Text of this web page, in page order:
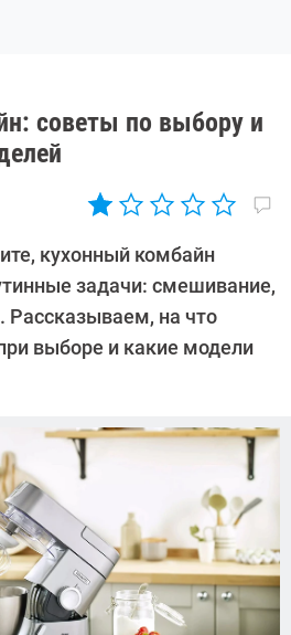
советы по выбору и
кухонный комбайн
задачи: смешивание,
Рассказываем, на что
выборе и какие модели